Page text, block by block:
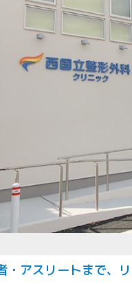
・アスリートまで、